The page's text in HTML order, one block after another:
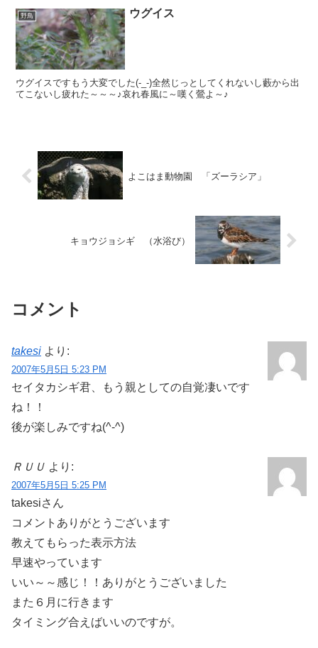
野鳥 ウグイス
ウグイスですもう大変でした(-_-)全然じっとしてくれないし藪から出
てこないし疲れた～～～♪哀れ春風に～嘆く鶯よ～♪
よこはま動物園 「ズーラシア」
キョウジョシギ （水浴び）
コメント
takesi より:
2007年5月5日 5:23 PM
セイタカシギ君、もう親としての自覚凄いです
ね！！
後が楽しみですね(^-^)
ＲＵＵ より:
2007年5月5日 5:25 PM
takesiさん
コメントありがとうございます
教えてもらった表示方法
早速やっています
いい～～感じ！！ありがとうございました
また６月に行きます
タイミング合えばいいのですが。